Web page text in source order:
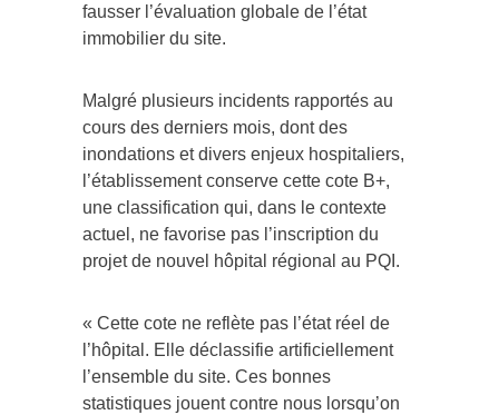
fausser l’évaluation globale de l’état
immobilier du site.
Malgré plusieurs incidents rapportés au
cours des derniers mois, dont des
inondations et divers enjeux hospitaliers,
l’établissement conserve cette cote B+,
une classification qui, dans le contexte
actuel, ne favorise pas l’inscription du
projet de nouvel hôpital régional au PQI.
« Cette cote ne reflète pas l’état réel de
l’hôpital. Elle déclassifie artificiellement
l’ensemble du site. Ces bonnes
statistiques jouent contre nous lorsqu’on